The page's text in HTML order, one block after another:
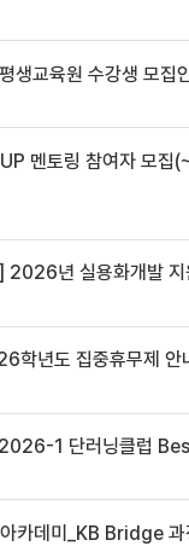
교육원 수강생 모집
멘토링 참여자 모집
2026년 실용화개발
도 집중휴무제 안내
1 단러닝클럽
카데미_KB Bridge 과